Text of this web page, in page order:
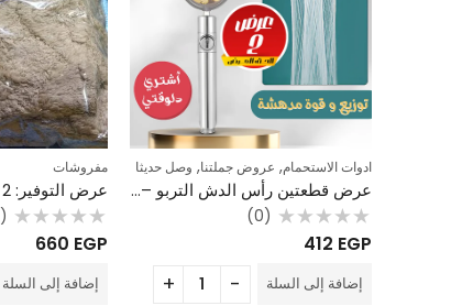
ادوات الاستحمام, عروض جملتنا, وصل حديثا
عرض قطعتين رأس الدش التربو – لزيادة ضغط المياه الضعيفة ودوران 360 درجة
تم
التقييم
من
5
(0)
412 EGP
إضافة إلى السلة
مفروشات
تم
التقييم
من
5
(0)
660 EGP
إضافة إلى السلة